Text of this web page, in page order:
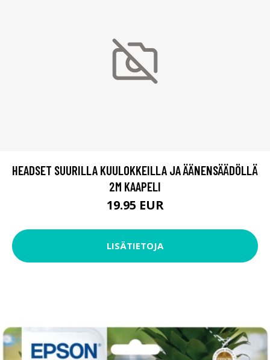
HEADSET SUURILLA KUULOKKEILLA JA ÄÄNENSÄÄDÖLLÄ
2M KAAPELI
19.95 EUR
LISÄTIETOJA